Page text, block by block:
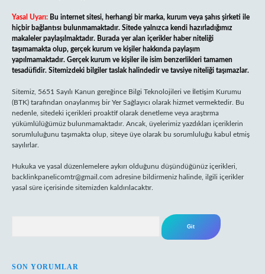
Yasal Uyarı: Bu internet sitesi, herhangi bir marka, kurum veya şahıs şirketi ile
hiçbir bağlantısı bulunmamaktadır. Sitede yalnızca kendi hazırladığımız
makaleler paylaşılmaktadır. Burada yer alan içerikler haber niteliği
taşımamakta olup, gerçek kurum ve kişiler hakkında paylaşım
yapılmamaktadır. Gerçek kurum ve kişiler ile isim benzerlikleri tamamen
tesadüfidir. Sitemizdeki bilgiler taslak halindedir ve tavsiye niteliği taşımazlar.
Sitemiz, 5651 Sayılı Kanun gereğince Bilgi Teknolojileri ve İletişim Kurumu
(BTK) tarafından onaylanmış bir Yer Sağlayıcı olarak hizmet vermektedir. Bu
nedenle, sitedeki içerikleri proaktif olarak denetleme veya araştırma
yükümlülüğümüz bulunmamaktadır. Ancak, üyelerimiz yazdıkları içeriklerin
sorumluluğunu taşımakta olup, siteye üye olarak bu sorumluluğu kabul etmiş
sayılırlar.
Hukuka ve yasal düzenlemelere aykırı olduğunu düşündüğünüz içerikleri,
backlinkpanelicomtr@gmail.com adresine bildirmeniz halinde, ilgili içerikler
yasal süre içerisinde sitemizden kaldırılacaktır.
SON YORUMLAR